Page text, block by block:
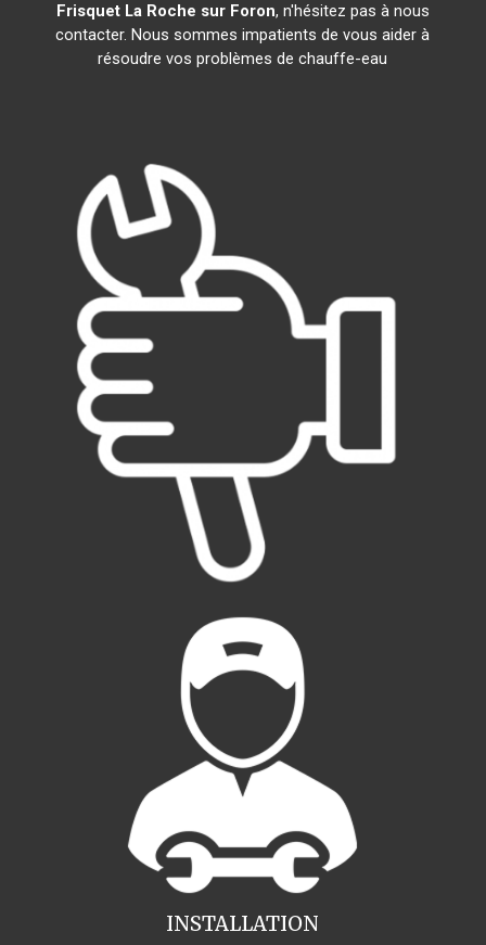
Frisquet La Roche sur Foron, n'hésitez pas à nous
contacter. Nous sommes impatients de vous aider à
résoudre vos problèmes de chauffe-eau
INSTALLATION